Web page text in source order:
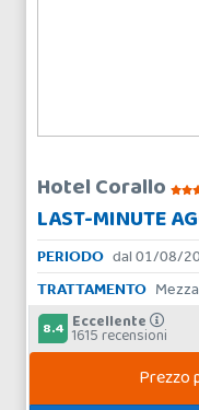
Hotel Corallo
LAST-MINUTE
PERIODO dal 01/08/
TRATTAMENTO
8.4 Eccellente
1615 recensioni
Prezzo